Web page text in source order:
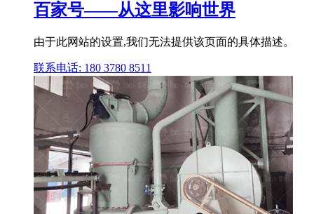
百家号——从这里影响世界
由于此网站的设置,我们无法提供该页面的具体描述。
联系电话: 180 3780 8511